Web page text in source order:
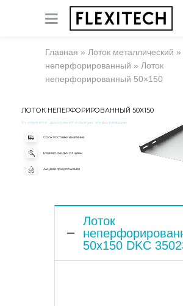
Главная » Лоток металлический »
неперфорированный » Лоток
неперфорированный 50×150
ЛОТОК НЕПЕРФОРИРОВАННЫЙ 50X150
Уточняйте дополнительную информацию
Срок поставки и наличие
Размер скидки от цены
Акции и предложения
Лоток
50x150 DKC